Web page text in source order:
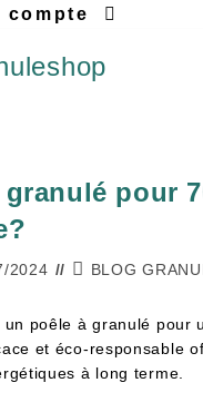
compte
granulé pour
2024 BLOG
un poêle à granulé pour
et éco-responsable
à long terme.